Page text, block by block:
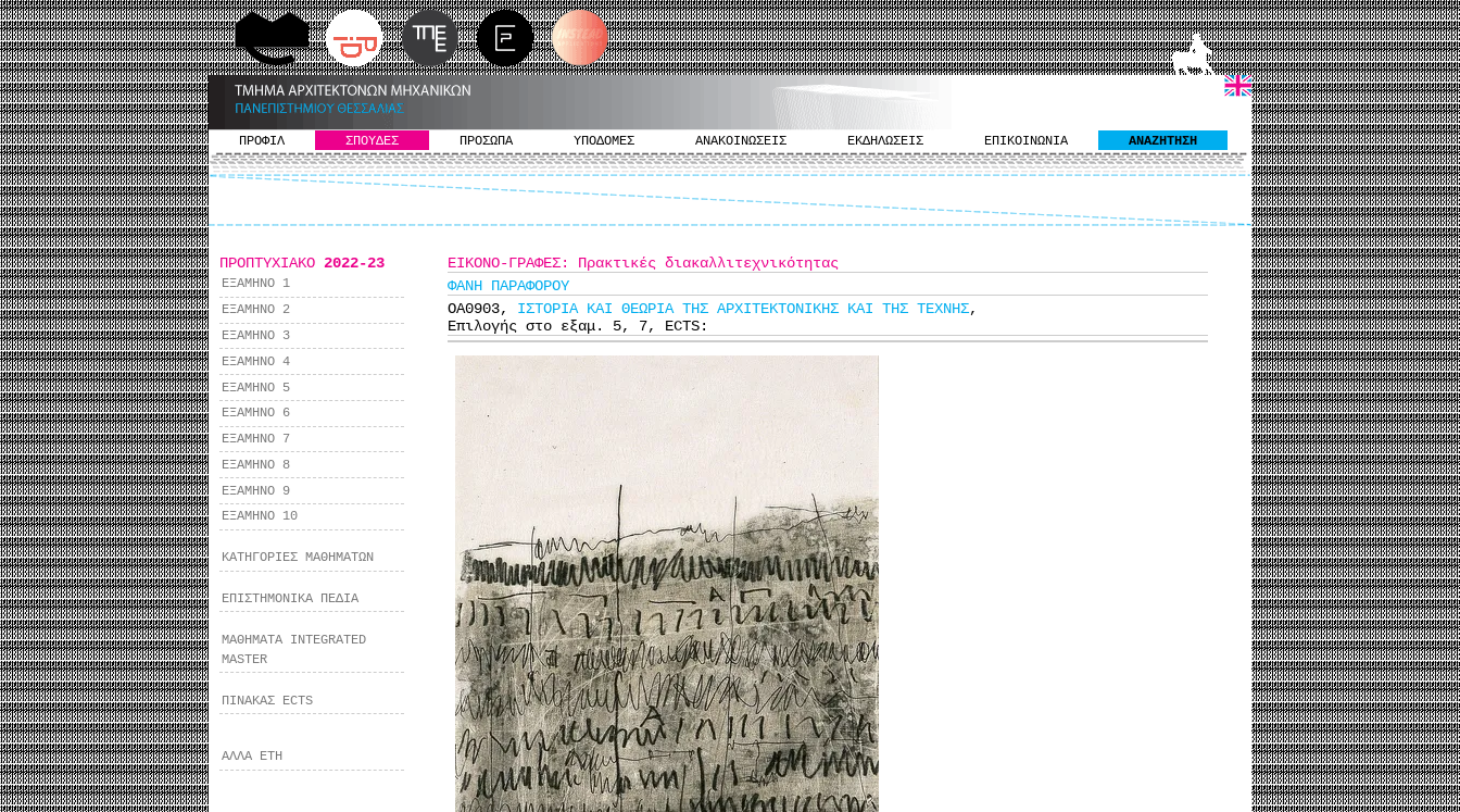
ΠΡΟΦΙΛ ΣΠΟΥΔΕΣ ΠΡΟΣΩΠΑ ΥΠΟΔΟΜΕΣ ΑΝΑΚΟΙΝΩΣΕΙΣ ΕΚΔΗΛΩΣΕΙΣ ΕΠΙΚΟΙΝΩΝΙΑ ΑΝΑΖΗΤΗΣΗ
ΠΡΟΠΤΥΧΙΑΚΟ 2022-23
ΕΞΑΜΗΝΟ 1
ΕΞΑΜΗΝΟ 2
ΕΞΑΜΗΝΟ 3
ΕΞΑΜΗΝΟ 4
ΕΞΑΜΗΝΟ 5
ΕΞΑΜΗΝΟ 6
ΕΞΑΜΗΝΟ 7
ΕΞΑΜΗΝΟ 8
ΕΞΑΜΗΝΟ 9
ΕΞΑΜΗΝΟ 10
ΚΑΤΗΓΟΡΙΕΣ ΜΑΘΗΜΑΤΩΝ
ΕΠΙΣΤΗΜΟΝΙΚΑ ΠΕΔΙΑ
ΜΑΘΗΜΑΤΑ INTEGRATED
MASTER
ΠΙΝΑΚΑΣ ECTS
ΑΛΛΑ ΕΤΗ
ΕΙΚΟΝΟ-ΓΡΑΦΕΣ: Πρακτικές διακαλλιτεχνικότητας
ΦΑΝΗ ΠΑΡΑΦΟΡΟΥ
ΟΑ0903, ΙΣΤΟΡΙΑ ΚΑΙ ΘΕΩΡΙΑ ΤΗΣ ΑΡΧΙΤΕΚΤΟΝΙΚΗΣ ΚΑΙ ΤΗΣ ΤΕΧΝΗΣ,
Επιλογής στο εξαμ. 5, 7, ECTS: